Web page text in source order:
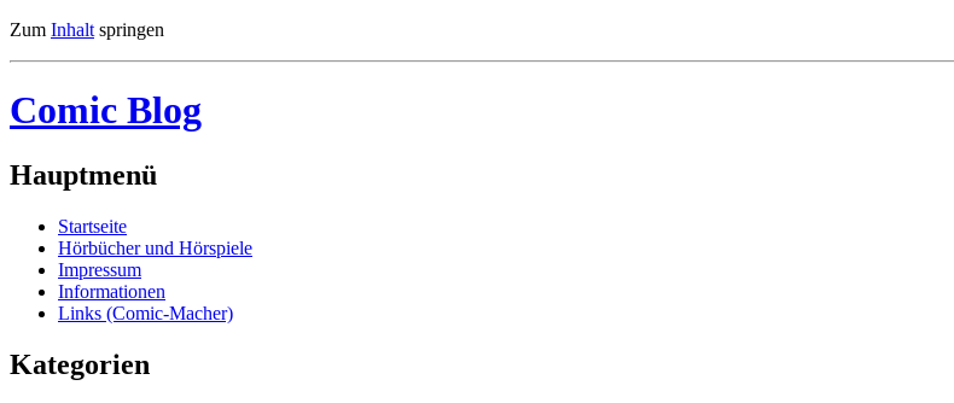
Zum Inhalt springen
Comic Blog
Hauptmenü
Startseite
Hörbücher und Hörspiele
Impressum
Informationen
Links (Comic-Macher)
Kategorien